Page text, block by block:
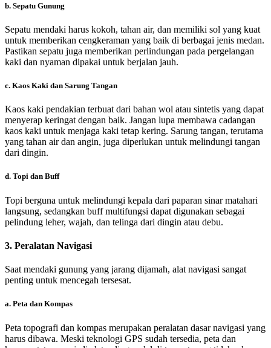
b. Sepatu Gunung
Sepatu mendaki harus kokoh, tahan air, dan memiliki sol yang kuat
untuk memberikan cengkeraman yang baik di berbagai jenis medan.
Pastikan sepatu juga memberikan perlindungan pada pergelangan
kaki dan nyaman dipakai untuk berjalan jauh.
c. Kaos Kaki dan Sarung Tangan
Kaos kaki pendakian terbuat dari bahan wol atau sintetis yang dapat
menyerap keringat dengan baik. Jangan lupa membawa cadangan
kaos kaki untuk menjaga kaki tetap kering. Sarung tangan, terutama
yang tahan air dan angin, juga diperlukan untuk melindungi tangan
dari dingin.
d. Topi dan Buff
Topi berguna untuk melindungi kepala dari paparan sinar matahari
langsung, sedangkan buff multifungsi dapat digunakan sebagai
pelindung leher, wajah, dan telinga dari dingin atau debu.
3. Peralatan Navigasi
Saat mendaki gunung yang jarang dijamah, alat navigasi sangat
penting untuk mencegah tersesat.
a. Peta dan Kompas
Peta topografi dan kompas merupakan peralatan dasar navigasi yang
harus dibawa. Meski teknologi GPS sudah tersedia, peta dan